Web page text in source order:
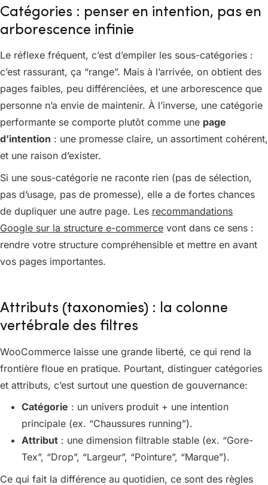
Catégories : penser en intention, pas en
arborescence infinie
Le réflexe fréquent, c’est d’empiler les sous-catégories :
c’est rassurant, ça “range”. Mais à l’arrivée, on obtient des
pages faibles, peu différenciées, et une arborescence que
personne n’a envie de maintenir. À l’inverse, une catégorie
performante se comporte plutôt comme une page
d’intention : une promesse claire, un assortiment cohérent,
et une raison d’exister.
Si une sous-catégorie ne raconte rien (pas de sélection,
pas d’usage, pas de promesse), elle a de fortes chances
de dupliquer une autre page. Les recommandations
Google sur la structure e-commerce vont dans ce sens :
rendre votre structure compréhensible et mettre en avant
vos pages importantes.
Attributs (taxonomies) : la colonne
vertébrale des filtres
WooCommerce laisse une grande liberté, ce qui rend la
frontière floue en pratique. Pourtant, distinguer catégories
et attributs, c’est surtout une question de gouvernance:
Catégorie : un univers produit + une intention
principale (ex. “Chaussures running”).
Attribut : une dimension filtrable stable (ex. “Gore-
Tex”, “Drop”, “Largeur”, “Pointure”, “Marque”).
Ce qui fait la différence au quotidien, ce sont des règles